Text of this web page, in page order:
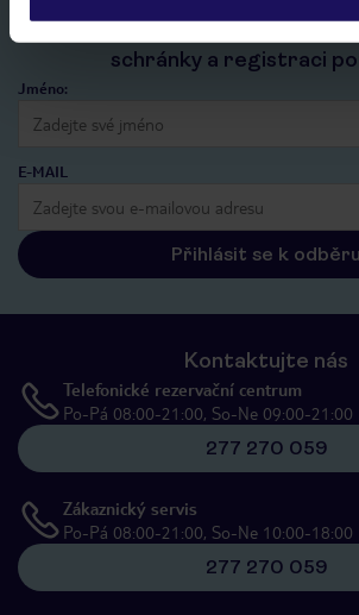
Nezapomeňte se podívat do
schránky a registraci
Jméno:
E-MAIL
Přihlásit se k odběru
Kontaktujte nás
Telefonické rezervační centrum
Po-Pá 08:00-21:00, So-Ne 09:00-21:00
277 270 059
Zákaznický servis
Po-Pá 08:00-21:00, So-Ne 10:00-18:00
277 270 059